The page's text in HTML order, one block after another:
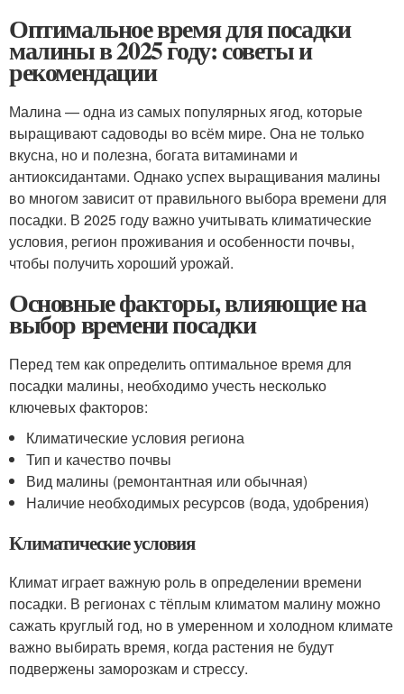
Оптимальное время для посадки
малины в 2025 году: советы и
рекомендации
Малина — одна из самых популярных ягод, которые
выращивают садоводы во всём мире. Она не только
вкусна, но и полезна, богата витаминами и
антиоксидантами. Однако успех выращивания малины
во многом зависит от правильного выбора времени для
посадки. В 2025 году важно учитывать климатические
условия, регион проживания и особенности почвы,
чтобы получить хороший урожай.
Основные факторы, влияющие на
выбор времени посадки
Перед тем как определить оптимальное время для
посадки малины, необходимо учесть несколько
ключевых факторов:
Климатические условия региона
Тип и качество почвы
Вид малины (ремонтантная или обычная)
Наличие необходимых ресурсов (вода, удобрения)
Климатические условия
Климат играет важную роль в определении времени
посадки. В регионах с тёплым климатом малину можно
сажать круглый год, но в умеренном и холодном климате
важно выбирать время, когда растения не будут
подвержены заморозкам и стрессу.